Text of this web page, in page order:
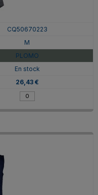
CQ50670223
M
PLOMO
En stock
26,43 €